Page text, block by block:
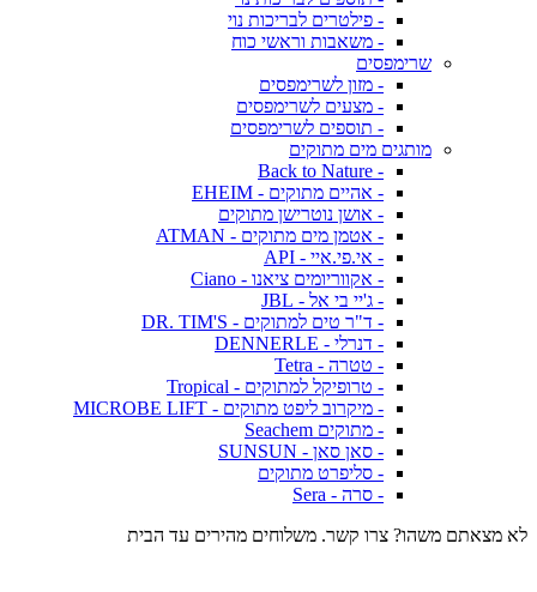
- פילטרים לבריכות נוי
- משאבות וראשי כוח
שרימפסים
- מזון לשרימפסים
- מצעים לשרימפסים
- תוספים לשרימפסים
מותגים מים מתוקים
- Back to Nature
- אהיים מתוקים - EHEIM
- אושן נוטרישן מתוקים
- אטמן מים מתוקים - ATMAN
- אי.פי.איי - API
- אקווריומים ציאנו - Ciano
- ג'יי בי אל - JBL
- ד"ר טים למתוקים - DR. TIM'S
- דנרלי - DENNERLE
- טטרה - Tetra
- טרופיקל למתוקים - Tropical
- מיקרוב ליפט מתוקים - MICROBE LIFT
- מתוקים Seachem
- סאן סאן - SUNSUN
- סליפרט מתוקים
- סרה - Sera
לא מצאתם משהו? צרו קשר. משלוחים מהירים עד הבית